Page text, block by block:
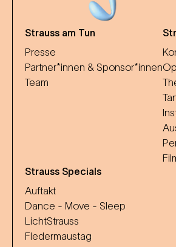
Strauss am Tun
Presse
Partner*innen & Sponsor*innen
Team
Strauss Specials
Auftakt
Dance - Move - Sleep
LichtStrauss
Fledermaustag